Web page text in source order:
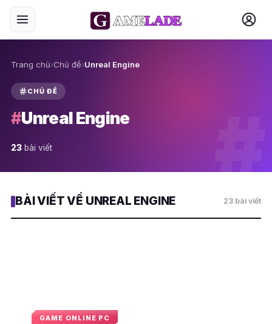
Trang chủ›Chủ đề›Unreal Engine
CHỦ ĐỀ
#Unreal Engine
23 bài viết #
BÀI VIẾT VỀ UNREAL ENGINE 23 bài viết
GAME ONLINE PC